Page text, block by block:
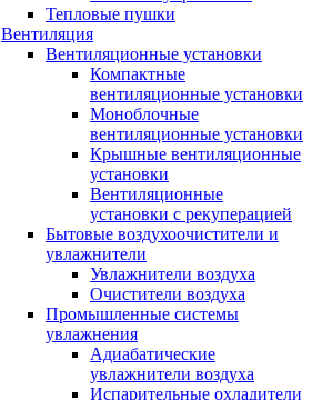
Тепловые пушки
Вентиляция
Вентиляционные установки
Компактные
вентиляционные установки
Моноблочные
вентиляционные установки
Крышные вентиляционные
установки
Вентиляционные
установки с рекуперацией
Бытовые воздухоочистители и
увлажнители
Увлажнители воздуха
Очистители воздуха
Промышленные системы
увлажнения
Адиабатические
увлажнители воздуха
Испарительные охладители